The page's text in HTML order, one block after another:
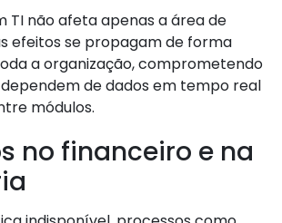
TI não afeta apenas a área de
efeitos se propagam de forma
a organização, comprometendo
de dados em tempo real
módulos.
no financeiro e na